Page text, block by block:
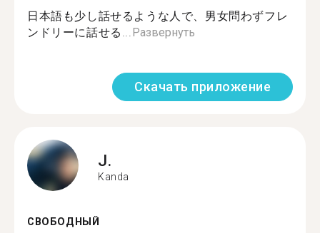
日本語も少し話せるような人で、男女問わずフレ
ンドリーに話せる...Развернуть
Скачать приложение
J.
Kanda
СВОБОДНЫЙ